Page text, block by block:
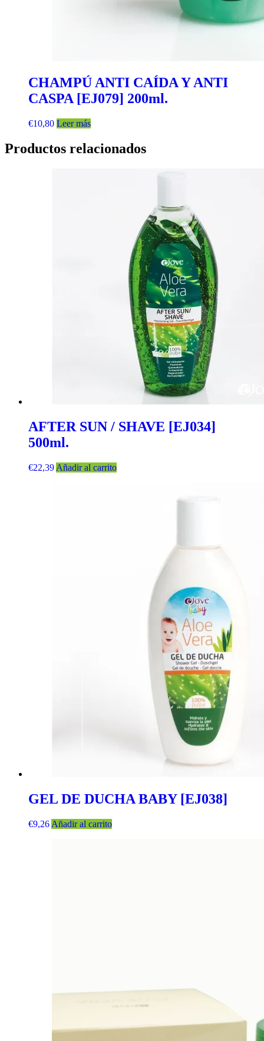
CHAMPÚ ANTI CAÍDA Y ANTI
CASPA [EJ079] 200ml.
€10,80 Leer más
Productos relacionados
AFTER SUN / SHAVE [EJ034]
500ml.
€22,39 Añadir al carrito
GEL DE DUCHA BABY [EJ038]
€9,26 Añadir al carrito